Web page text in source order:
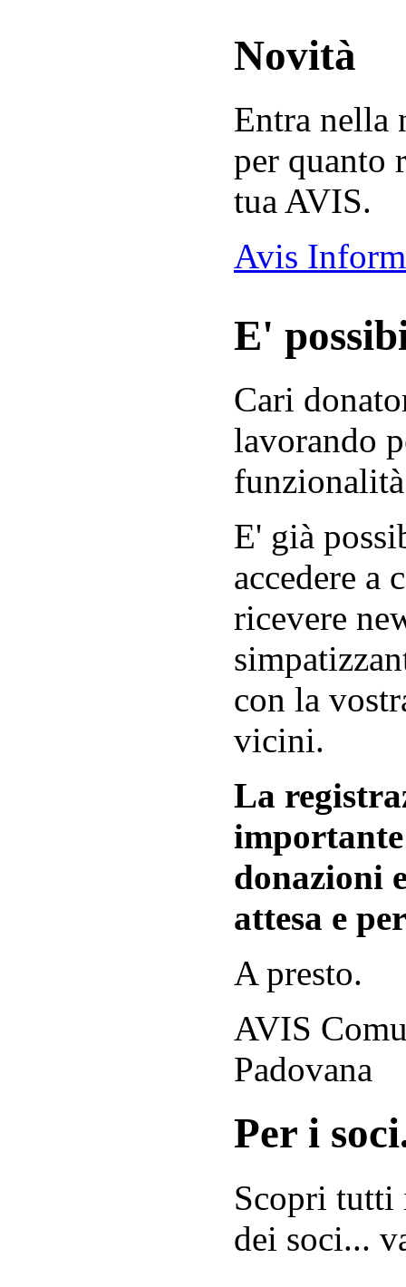
Novità
Entra nella
per quanto
tua AVIS.
Avis
E'
Cari
lavorando
E' già
accedere a
ricevere
con la
vicini.
La
donazioni
attesa e
A presto.
AVIS
Padovana
Per i
Scopri tutti
dei soci...